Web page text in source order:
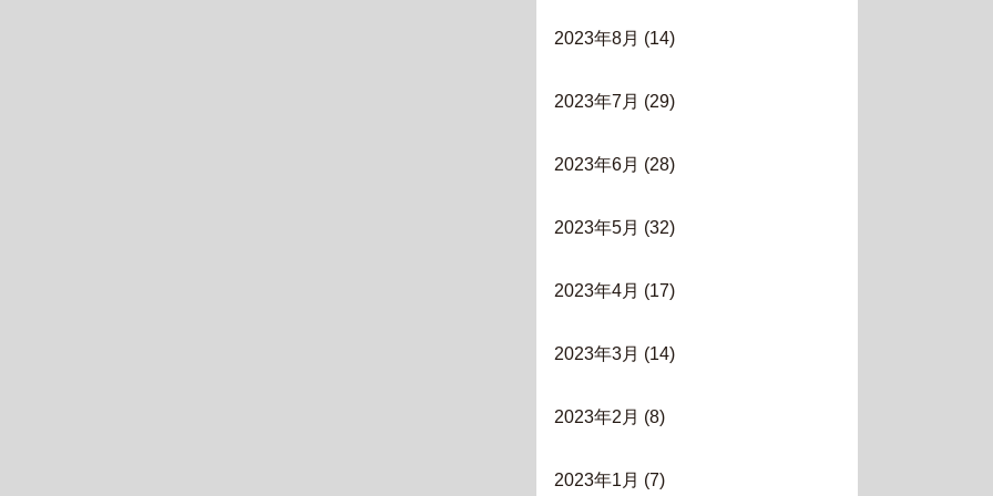
2023年8月 (14)
2023年7月 (29)
2023年6月 (28)
2023年5月 (32)
2023年4月 (17)
2023年3月 (14)
2023年2月 (8)
2023年1月 (7)